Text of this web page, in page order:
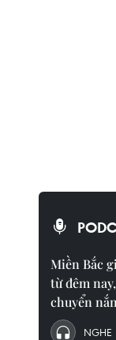
Miền Bắc
từ đêm
chuyển
NGHE